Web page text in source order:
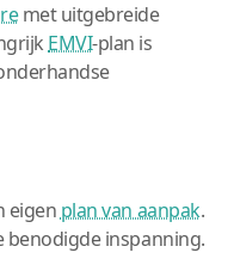
met uitgebreide
EMVI-plan is
eigen plan van aanpak.
benodigde inspanning.